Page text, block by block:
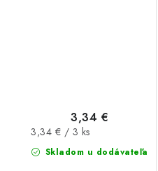
Skladom u dodávateľa
3,34 €
Jednotková
cena:
3,34 € / 3 ks